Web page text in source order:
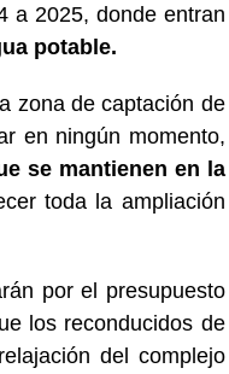
a 2025, donde entran
potable.
zona de captación de
en ningún momento,
se mantienen en la
toda la ampliación
por el presupuesto
los reconducidos de
del complejo